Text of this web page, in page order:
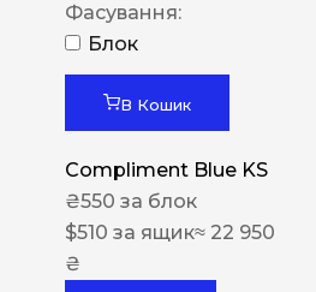
Фасування:
Блок
В Кошик
Compliment Blue KS
₴550 за блок
$510 за ящик≈ 22 950
₴